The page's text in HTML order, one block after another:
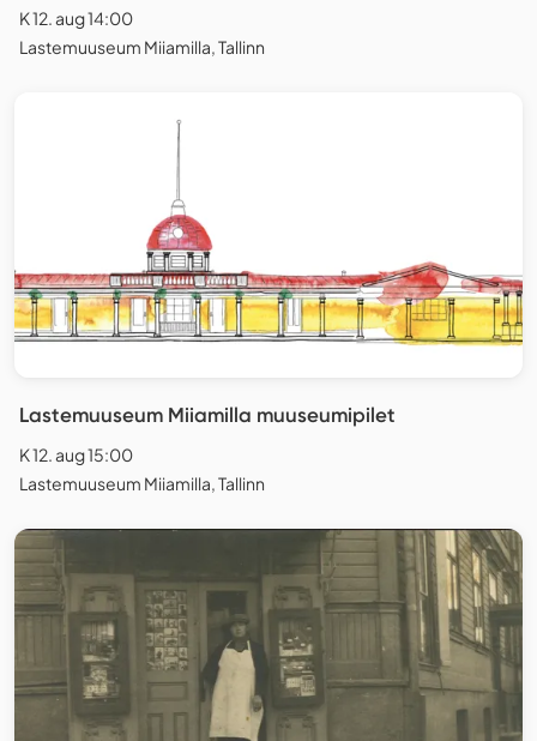
K 12. aug 14:00
Lastemuuseum Miiamilla, Tallinn
Lastemuuseum Miiamilla muuseumipilet
K 12. aug 15:00
Lastemuuseum Miiamilla, Tallinn